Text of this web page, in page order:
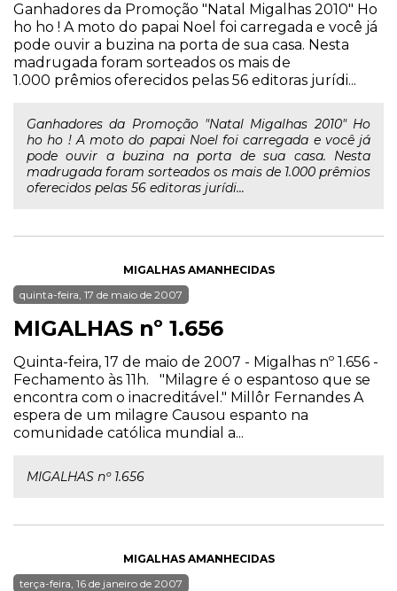
Ganhadores da Promoção "Natal Migalhas 2010" Ho
ho ho ! A moto do papai Noel foi carregada e você já
pode ouvir a buzina na porta de sua casa. Nesta
madrugada foram sorteados os mais de
1.000 prêmios oferecidos pelas 56 editoras jurídi...
Ganhadores da Promoção "Natal Migalhas 2010" Ho
ho ho ! A moto do papai Noel foi carregada e você já
pode ouvir a buzina na porta de sua casa. Nesta
madrugada foram sorteados os mais de 1.000 prêmios
oferecidos pelas 56 editoras jurídi...
MIGALHAS AMANHECIDAS
quinta-feira, 17 de maio de 2007
MIGALHAS nº 1.656
Quinta-feira, 17 de maio de 2007 - Migalhas nº 1.656 -
Fechamento às 11h. "Milagre é o espantoso que se
encontra com o inacreditável." Millôr Fernandes A
espera de um milagre Causou espanto na
comunidade católica mundial a...
MIGALHAS nº 1.656
MIGALHAS AMANHECIDAS
terça-feira, 16 de janeiro de 2007